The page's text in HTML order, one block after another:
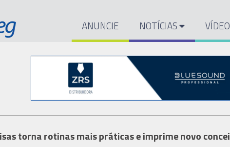
ANUNCIE NOTÍCIAS
torna rotinas mais práticas e imprime novo